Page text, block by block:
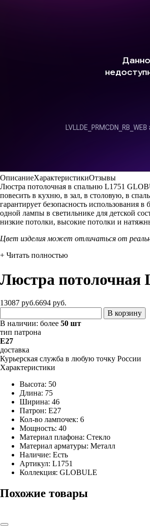
ОписаниеХарактеристикиОтзывы
Люстра потолочная в спальню L1751
повесить в кухню, в зал, в столовую, в
гарантирует безопасность
одной лампы в светильнике для детской
низкие потолки, высокие потолки и
Цвет изделия может отличаться от
+ Читать полностью
Люстра потолочная
13087 руб.6694 руб.
В корзину
В наличии: более 50 шт
тип патрона
E27
доставка
Курьерская служба в любую точку России
Характеристики
Высота: 50
Длина: 75
Ширина: 46
Патрон: E27
Кол-во лампочек: 6
Мощность: 40
Материал плафона: Стекло
Материал арматуры: Металл
Наличие: Есть
Артикул: L1751
Коллекция: GLOBULE
Похожие товары